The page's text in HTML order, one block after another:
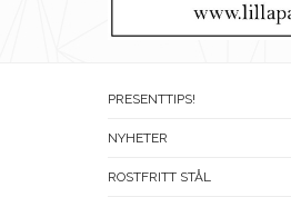
PRESENTTIPS!
NYHETER
ROSTFRITT STÅL